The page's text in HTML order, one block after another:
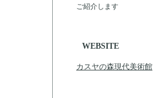
ご紹介します
WEBSITE
カスヤの森現代美術館